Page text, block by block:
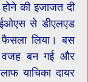
की इजाजत दी
से डीएलएड
लिया। बस
वजह बन गई और
याचिका दायर